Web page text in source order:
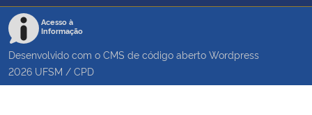
Acesso à
Informação
Desenvolvido com o CMS de código aberto Wordpress
2026 UFSM / CPD